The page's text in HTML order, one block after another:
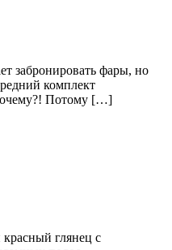
забронировать фары, но
комплект
Потому […]
глянец с